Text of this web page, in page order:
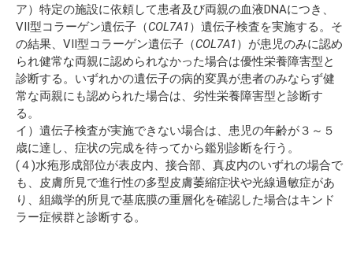
ア）特定の施設に依頼して患者及び両親の血液DNAにつき、
VII型コラーゲン遺伝子（COL7A1）遺伝子検査を実施する。そ
の結果、VII型コラーゲン遺伝子（COL7A1）が患児のみに認め
られ健常な両親に認められなかった場合は優性栄養障害型と
診断する。いずれかの遺伝子の病的変異が患者のみならず健
常な両親にも認められた場合は、劣性栄養障害型と診断す
る。
イ）遺伝子検査が実施できない場合は、患児の年齢が３～５
歳に達し、症状の完成を待ってから鑑別診断を行う。
(４)水疱形成部位が表皮内、接合部、真皮内のいずれの場合で
も、皮膚所見で進行性の多型皮膚萎縮症状や光線過敏症があ
り、組織学的所見で基底膜の重層化を確認した場合はキンド
ラー症候群と診断する。